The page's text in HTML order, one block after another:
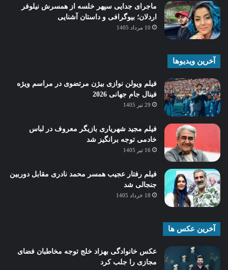
ماجرای جدایی سپهر خلسه از همسرش نیلوفر
اردلان؛ بیوگرافی و داستان آشنایی
10 مرداد 1405
آخرین ویدیوها
فیلم ویولن نوازی بیژن مرتضوی در مراسم ویژه
فینال جام جهانی 2026
29 تیر 1405
فیلم مجید شهریاری بازیگر معروف در لباس
خادمی توجه برانگیز شد
16 تیر 1405
فیلم رفتار عجیب همسر محمد نادری مقابل دوربین
جنجالی شد
18 خرداد 1405
آخرین عکس ها
عکس خانوادگی بهزاد خلج توجه مخاطبان فضای
مجازی را جلب کرد